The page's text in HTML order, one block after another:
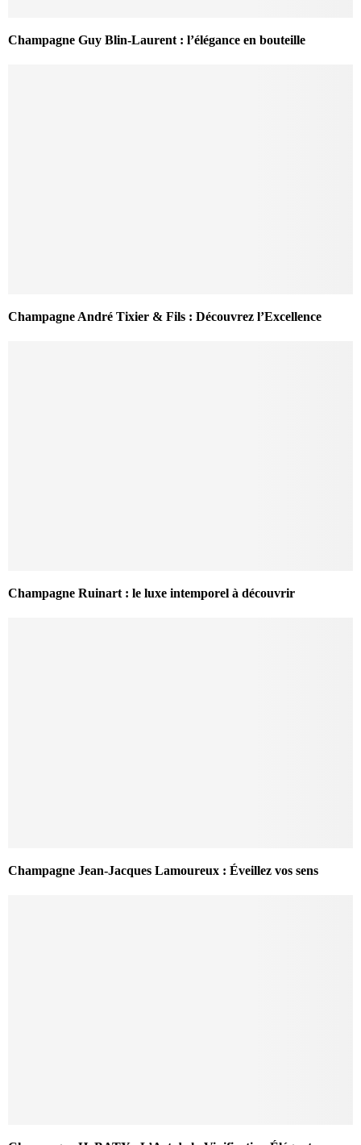
Champagne Guy Blin-Laurent : l’élégance en bouteille
Champagne André Tixier & Fils : Découvrez l’Excellence
Champagne Ruinart : le luxe intemporel à découvrir
Champagne Jean-Jacques Lamoureux : Éveillez vos sens